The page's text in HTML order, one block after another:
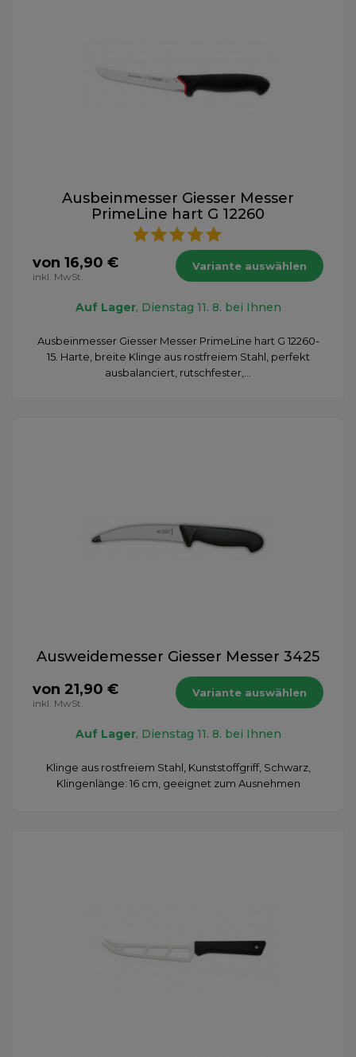
Ausbeinmesser Giesser Messer
PrimeLine hart G 12260
von 16,90 €
inkl. MwSt.
Variante auswählen
Auf Lager, Dienstag 11. 8. bei Ihnen
Ausbeinmesser Giesser Messer PrimeLine hart G 12260-
15. Harte, breite Klinge aus rostfreiem Stahl, perfekt
ausbalanciert, rutschfester,...
Ausweidemesser Giesser Messer 3425
von 21,90 €
inkl. MwSt.
Variante auswählen
Auf Lager, Dienstag 11. 8. bei Ihnen
Klinge aus rostfreiem Stahl, Kunststoffgriff, Schwarz,
Klingenlänge: 16 cm, geeignet zum Ausnehmen